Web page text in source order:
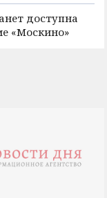
доступна
«Москино»